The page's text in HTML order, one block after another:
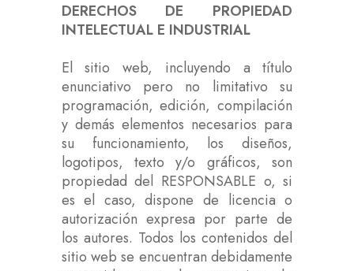
DERECHOS DE PROPIEDAD
INTELECTUAL E INDUSTRIAL
El sitio web, incluyendo a título
enunciativo pero no limitativo su
programación, edición, compilación
y demás elementos necesarios para
su funcionamiento, los diseños,
logotipos, texto y/o gráficos, son
propiedad del RESPONSABLE o, si
es el caso, dispone de licencia o
autorización expresa por parte de
los autores. Todos los contenidos del
sitio web se encuentran debidamente